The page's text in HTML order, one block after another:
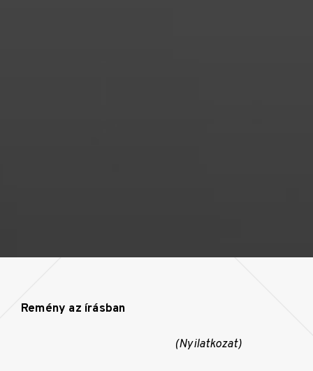
Remény az írásban
(Nyilatkozat)